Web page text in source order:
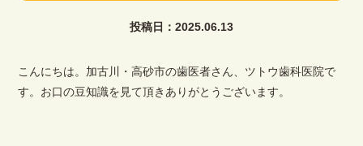
投稿日：2025.06.13
こんにちは。加古川・高砂市の歯医者さん、ツトウ歯科医院で
す。お口の豆知識を見て頂きありがとうございます。